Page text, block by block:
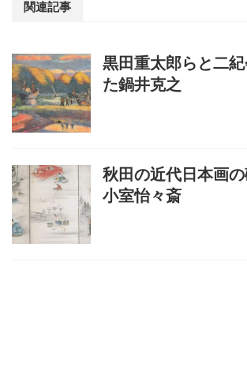
関連記事
黒田重太郎らと二
た鍋井克之
秋田の近代日本画
小室怡々斎